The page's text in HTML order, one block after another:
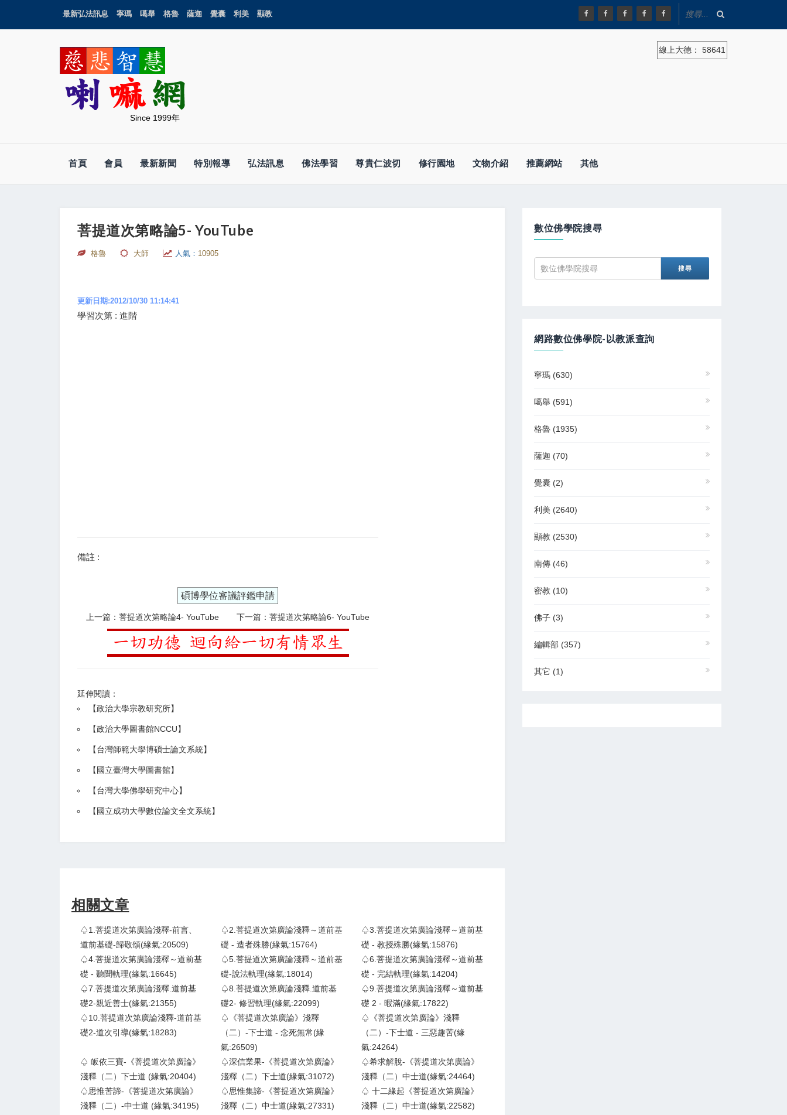
最新弘法訊息 寧瑪 噶舉 格魯 薩迦 覺囊 利美 顯教
Since 1999年
線上大德： 58641
首頁 會員 最新新聞 特別報導 弘法訊息 佛法學習 尊貴仁波切 修行園地 文物介紹 推薦網站 其他
菩提道次第略論5- YouTube
格魯 大師 人氣： 10905
更新日期:2012/10/30 11:14:41
學習次第 : 進階
備註 :
碩博學位審議評鑑申請
上一篇：菩提道次第略論4- YouTube 下一篇：菩提道次第略論6- YouTube
延伸閱讀：
【政治大學宗教研究所】
【政治大學圖書館NCCU】
【台灣師範大學博碩士論文系統】
【 國立臺灣大學圖書館】
【台灣大學佛學研究中心】
【 國立成功大學數位論文全文系統】
相關文章
♤1.菩提道次第廣論淺釋-前言、
道前基礎-歸敬頌(緣氣:20509)
♤2.菩提道次第廣論淺釋～道前基
礎 - 造者殊勝(緣氣:15764)
♤3.菩提道次第廣論淺釋～道前基
礎 - 教授殊勝(緣氣:15876)
♤4.菩提道次第廣論淺釋～道前基
礎 - 聽聞軌理(緣氣:16645)
♤5.菩提道次第廣論淺釋～道前基
礎-說法軌理(緣氣:18014)
♤6.菩提道次第廣論淺釋～道前基
礎 - 完結軌理(緣氣:14204)
♤7.菩提道次第廣論淺釋.道前基
礎2-親近善士(緣氣:21355)
♤8.菩提道次第廣論淺釋.道前基
礎2- 修習軌理(緣氣:22099)
♤9.菩提道次第廣論淺釋～道前基
礎 2 - 暇滿(緣氣:17822)
♤10.菩提道次第廣論淺釋-道前基
礎2-道次引導(緣氣:18283)
♤《菩提道次第廣論》淺釋
（二）-下士道 - 念死無常(緣
氣:26509)
♤《菩提道次第廣論》淺釋
（二）-下士道 - 三惡趣苦(緣
氣:24264)
♤ 皈依三寶-《菩提道次第廣論》
淺釋（二）下士道 (緣氣:20404)
♤深信業果-《菩提道次第廣論》
淺釋（二）下士道(緣氣:31072)
♤希求解脫-《菩提道次第廣論》
淺釋（二）中士道(緣氣:24464)
♤思惟苦諦-《菩提道次第廣論》
淺釋（二）-中士道 (緣氣:34195)
♤思惟集諦-《菩提道次第廣論》
淺釋（二）中士道(緣氣:27331)
♤ 十二緣起《菩提道次第廣論》
淺釋（二）中士道(緣氣:22582)
數位佛學院搜尋
網路數位佛學院-以教派查詢
寧瑪 (630)
噶舉 (591)
格魯 (1935)
薩迦 (70)
覺囊 (2)
利美 (2640)
顯教 (2530)
南傳 (46)
密教 (10)
佛子 (3)
編輯部 (357)
其它 (1)